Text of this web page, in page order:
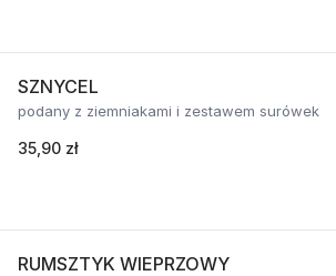
SZNYCEL
podany z ziemniakami i zestawem surówek
35,90 zł
RUMSZTYK WIEPRZOWY